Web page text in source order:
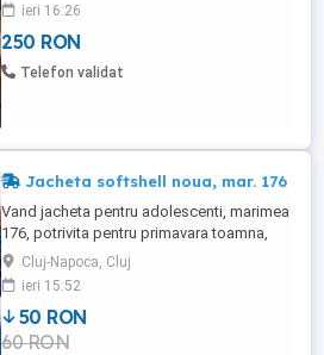
ieri 16:26
250 RON
Telefon validat
Jacheta softshell noua, mar. 176
Vand jacheta pentru adolescenti, marimea
176, potrivita pentru primavara toamna,
din material softshell, impermeabila si
rezistenta la vant. Gluga este fixa,
manecile reglabile si are 2 buzunare
laterale cu fermoar. Este noua, cu eticheta.
Predare personala in Cluj-Napoca sau prin
Cluj-Napoca, Cluj
ieri 15:52
50 RON
60 RON